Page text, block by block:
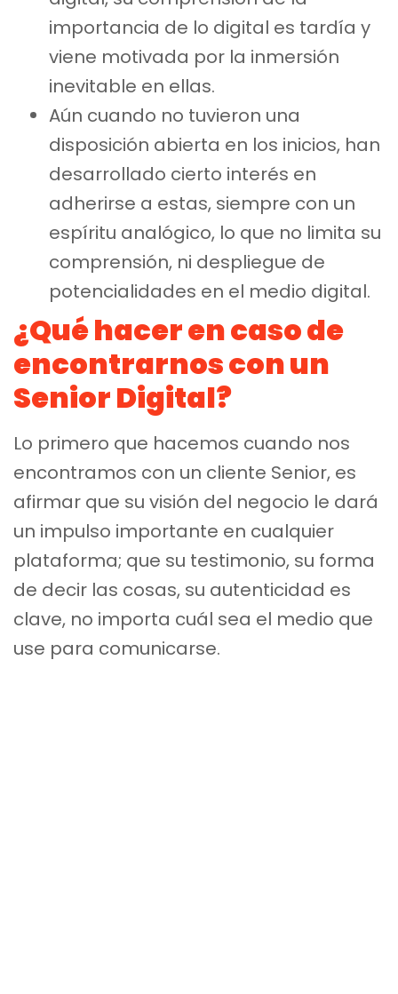
importancia de lo digital es tardía y
viene motivada por la inmersión
inevitable en ellas.
Aún cuando no tuvieron una
disposición abierta en los inicios, han
desarrollado cierto interés en
adherirse a estas, siempre con un
espíritu analógico, lo que no limita su
comprensión, ni despliegue de
potencialidades en el medio digital.
¿Qué hacer en caso de
encontrarnos con un
Senior Digital?
Lo primero que hacemos cuando nos
encontramos con un cliente Senior, es
afirmar que su visión del negocio le dará
un impulso importante en cualquier
plataforma; que su testimonio, su forma
de decir las cosas, su autenticidad es
clave, no importa cuál sea el medio que
use para comunicarse.